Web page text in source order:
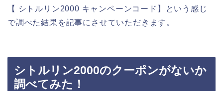
【 シトルリン2000 キャンペーンコード】という感じ
で調べた結果を記事にさせていただきます。
シトルリン2000のクーポンがないか
調べてみた！